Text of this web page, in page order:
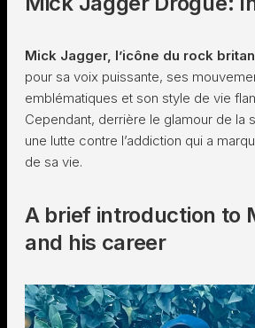
Mick Jagger, l’icône du rock
pour sa voix puissante, ses
emblématiques et son style de vie
Cependant, derrière le glamour de la
une lutte contre l’addiction qui a
de sa vie.
A brief introduction to
and his career